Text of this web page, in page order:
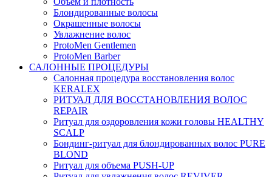
Блондированные волосы
Окрашенные волосы
Увлажнение волос
ProtoMen Gentlemen
ProtoMen Barber
САЛОННЫЕ ПРОЦЕДУРЫ
Салонная процедура восстановления волос
KERALEX
РИТУАЛ ДЛЯ ВОССТАНОВЛЕНИЯ ВОЛОС
REPAIR
Ритуал для оздоровления кожи головы HEALTHY
SCALP
Бондинг-ритуал для блондированных волос PURE
BLOND
Ритуал для объема PUSH-UP